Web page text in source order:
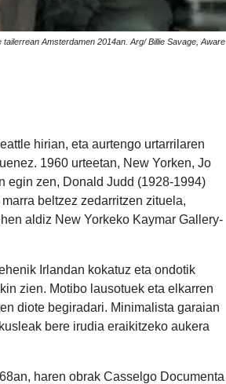
tailerrean Amsterdamen 2014an. Arg/ Billie Savage, Aware
hirian, eta aurtengo urtarrilaren
1960 urteetan, New Yorken, Jo
egin zen, Donald Judd (1928-1994)
beltzez zedarritzen zituela,
aldiz New Yorkeko Kaymar Gallery-
Irlandan kokatuz eta ondotik
zien. Motibo lausotuek eta elkarren
diote begiradari. Minimalista garaian
bere irudia eraikitzeko aukera
haren obrak Casselgo Documenta